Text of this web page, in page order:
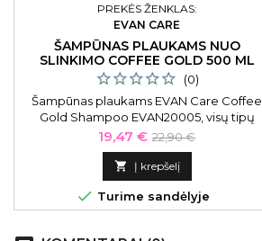
PREKĖS ŽENKLAS:
EVAN CARE
ŠAMPŪNAS PLAUKAMS NUO
SLINKIMO COFFEE GOLD 500 ML
(0)
Šampūnas plaukams EVAN Care Coffee
Gold Shampoo EVAN20005, visų tipų
plaukams, stabdo plaukų slinkimą, be
sulfatų ir parabenų, 500 ml
Kaina
19,47 € Bazinė
kaina
22,90 €
 Į krepšelį
 Turime sandėlyje